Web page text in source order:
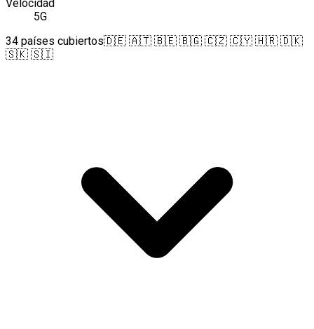
Velocidad
5G
34 países cubiertos🇩🇪 🇦🇹 🇧🇪 🇧🇬 🇨🇿 🇨🇾 🇭🇷 🇩🇰
🇸🇰 🇸🇮